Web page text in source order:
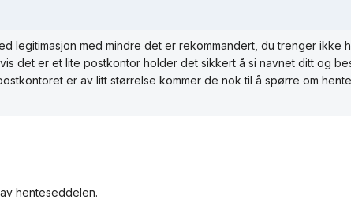
legitimasjon med mindre det er rekommandert, du trenger ikke
det er et lite postkontor holder det sikkert å si navnet ditt og
er av litt størrelse kommer de nok til å spørre om
henteseddelen.